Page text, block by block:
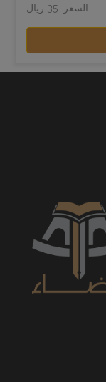
السعر: 35 ريال